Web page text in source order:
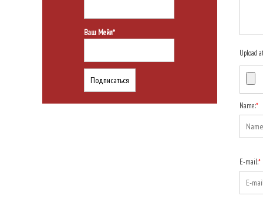
Upload
Name:*
E-mail:*
Ваш Мейл*